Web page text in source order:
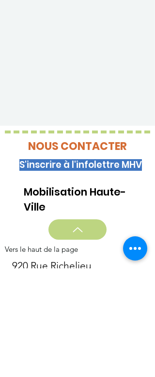
NOUS CONTACTER
S'inscrire à l'infolettre MHV
Mobilisation Haute-
Ville
Vers le haut de la page
920 Rue Richelieu